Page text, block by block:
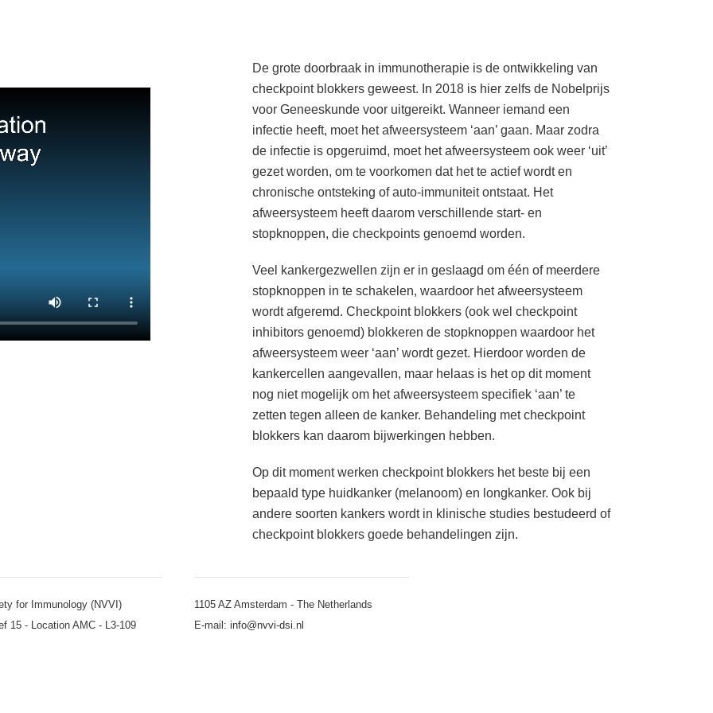
De grote doorbraak in immunotherapie is de ontwikkeling van
checkpoint blokkers geweest. In 2018 is hier zelfs de Nobelprijs
voor Geneeskunde voor uitgereikt. Wanneer iemand een
infectie heeft, moet het afweersysteem ‘aan’ gaan. Maar zodra
de infectie is opgeruimd, moet het afweersysteem ook weer ‘uit’
gezet worden, om te voorkomen dat het te actief wordt en
chronische ontsteking of auto-immuniteit ontstaat. Het
afweersysteem heeft daarom verschillende start- en
stopknoppen, die checkpoints genoemd worden.
Veel kankergezwellen zijn er in geslaagd om één of meerdere
stopknoppen in te schakelen, waardoor het afweersysteem
wordt afgeremd. Checkpoint blokkers (ook wel checkpoint
inhibitors genoemd) blokkeren de stopknoppen waardoor het
afweersysteem weer ‘aan’ wordt gezet. Hierdoor worden de
kankercellen aangevallen, maar helaas is het op dit moment
nog niet mogelijk om het afweersysteem specifiek ‘aan’ te
zetten tegen alleen de kanker. Behandeling met checkpoint
blokkers kan daarom bijwerkingen hebben.
Op dit moment werken checkpoint blokkers het beste bij een
bepaald type huidkanker (melanoom) en longkanker. Ook bij
andere soorten kankers wordt in klinische studies bestudeerd of
checkpoint blokkers goede behandelingen zijn.
for Immunology (NVVI)
15 - Location AMC - L3-109
1105 AZ Amsterdam - The Netherlands
E-mail: info@nvvi-dsi.nl